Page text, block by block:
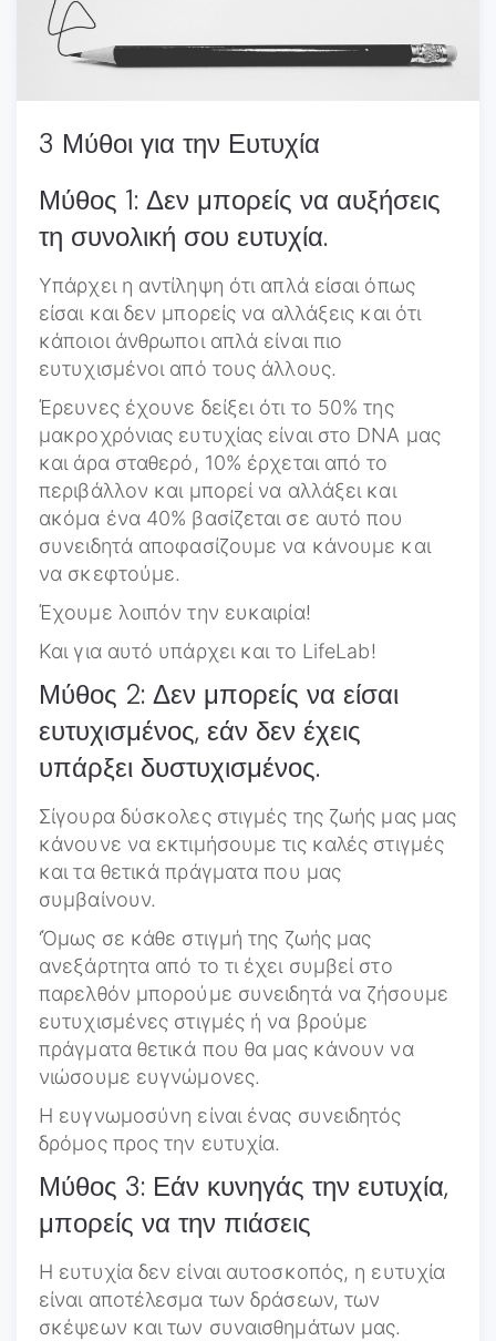
3 Μύθοι για την Ευτυχία
Μύθος 1: Δεν μπορείς να αυξήσεις
τη συνολική σου ευτυχία.
Υπάρχει η αντίληψη ότι απλά είσαι όπως
είσαι και δεν μπορείς να αλλάξεις και ότι
κάποιοι άνθρωποι απλά είναι πιο
ευτυχισμένοι από τους άλλους.
Έρευνες έχουνε δείξει ότι το 50% της
μακροχρόνιας ευτυχίας είναι στο DNA μας
και άρα σταθερό, 10% έρχεται από το
περιβάλλον και μπορεί να αλλάξει και
ακόμα ένα 40% βασίζεται σε αυτό που
συνειδητά αποφασίζουμε να κάνουμε και
να σκεφτούμε.
Έχουμε λοιπόν την ευκαιρία!
Και για αυτό υπάρχει και το LifeLab!
Μύθος 2: Δεν μπορείς να είσαι
ευτυχισμένος, εάν δεν έχεις
υπάρξει δυστυχισμένος.
Σίγουρα δύσκολες στιγμές της ζωής μας μας
κάνουνε να εκτιμήσουμε τις καλές στιγμές
και τα θετικά πράγματα που μας
συμβαίνουν.
‘Όμως σε κάθε στιγμή της ζωής μας
ανεξάρτητα από το τι έχει συμβεί στο
παρελθόν μπορούμε συνειδητά να ζήσουμε
ευτυχισμένες στιγμές ή να βρούμε
πράγματα θετικά που θα μας κάνουν να
νιώσουμε ευγνώμονες.
Η ευγνωμοσύνη είναι ένας συνειδητός
δρόμος προς την ευτυχία.
Μύθος 3: Εάν κυνηγάς την ευτυχία,
μπορείς να την πιάσεις
Η ευτυχία δεν είναι αυτοσκοπός, η ευτυχία
είναι αποτέλεσμα των δράσεων, των
σκέψεων και των συναισθημάτων μας.